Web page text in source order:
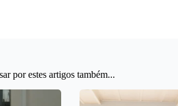
por estes artigos também...